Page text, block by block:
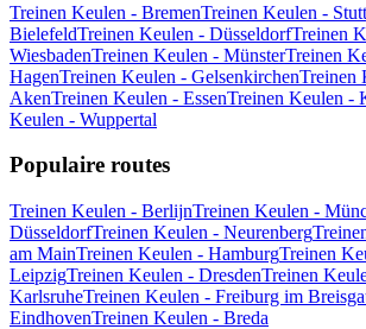
Treinen Keulen - BremenTreinen Keulen -
BielefeldTreinen Keulen - DüsseldorfTreinen
WiesbadenTreinen Keulen - MünsterTreinen
HagenTreinen Keulen - GelsenkirchenTreinen
AkenTreinen Keulen - EssenTreinen Keulen -
Keulen - Wuppertal
Populaire routes
Treinen Keulen - BerlijnTreinen Keulen -
DüsseldorfTreinen Keulen - Neurenberg
am MainTreinen Keulen - HamburgTreinen
LeipzigTreinen Keulen - DresdenTreinen
KarlsruheTreinen Keulen - Freiburg im
EindhovenTreinen Keulen - Breda